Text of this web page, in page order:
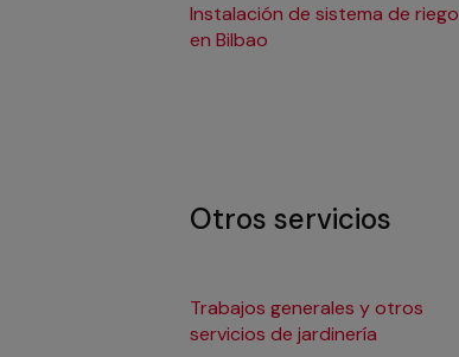
Instalación de sistema de riego
en Bilbao
Otros servicios
Trabajos generales y otros
servicios de jardinería